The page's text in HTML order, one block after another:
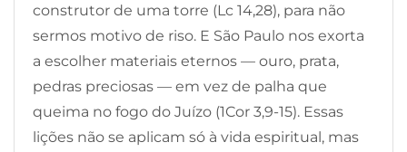
construtor de uma torre (Lc 14,28), para não
sermos motivo de riso. E São Paulo nos exorta
a escolher materiais eternos — ouro, prata,
pedras preciosas — em vez de palha que
queima no fogo do Juízo (1Cor 3,9-15). Essas
lições não se aplicam só à vida espiritual, mas